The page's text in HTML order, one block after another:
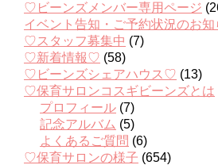
♡ビーンズメンバー専用ページ
イベント告知・ご予約状況のお知
♡スタッフ募集中 (7)
♡新着情報♡ (58)
♡ビーンズシェアハウス♡ (13)
♡保育サロンコスギビーンズとは
プロフィール (7)
記念アルバム (5)
よくあるご質問 (6)
♡保育サロンの様子 (654)